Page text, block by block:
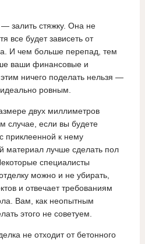
залить стяжку. Она не
все будет зависеть от
И чем больше перепад, тем
ваши финансовые и
ничего поделать нельзя —
ровным.
двух миллиметров
случае, если вы будете
приклеенной к нему
материал лучше сделать пол
специалисты
можно и не убирать,
и отвечает требованиям
Вам, как неопытным
этого не советуем.
не отходит от бетонного